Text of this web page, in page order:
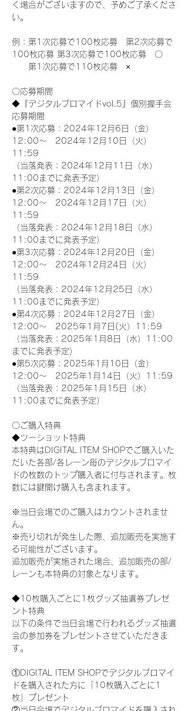
く場合がございますので、予めご了承くださ
い。
例：第1次応募で100枚応募　第2次応募で
100枚応募 第3次応募で100枚応募　〇
第1次応募で110枚応募　×
〇応募期間
◆『デジタルブロマイドvol.5』個別握手会
応募期間
●第1次応募：2024年12月6日（金）
12:00～　2024年12月10日（火）
11:59
（当落発表：2024年12月11日（水）
11:00までに発表予定）
●第2次応募：2024年12月13日（金）
12:00～　2024年12月17日（火）
11:59
（当落発表：2024年12月18日（水）
11:00までに発表予定）
●第3次応募：2024年12月20日（金）
12:00～　2024年12月24日（火）
11:59
（当落発表：2024年12月25日（水）
11:00までに発表予定）
●第4次応募：2024年12月27日（金）
12:00～　2025年1月7日(火）11:59
（当落発表：2025年1月8日（水）11:00
までに発表予定）
●第5次応募：2025年1月10日（金）
12:00～　2025年1月14日（火）11:59
（当落発表：2025年1月15日（水）
11:00までに発表予定）
〇ご購入特典
◆ツーショット特典
本特典はDIGITAL ITEM SHOPでご購入いた
だいた各部/各レーン毎のデジタルブロマイ
ドの枚数のトップ購入者に付与されます。枚
数には鍵開け購入も含まれます。
※当日会場でのご購入はカウントされませ
ん。
※売り切れが発生した際、追加販売を実施す
る可能性がございます。
追加販売が実施された場合、追加販売の部/
レーンも本特典の対象となります。
◆10枚購入ごとに1枚グッズ抽選券プレゼ
ント特典
以下の条件で当日会場で行われるグッズ抽選
会の参加券をプレゼントさせていただきま
す。
①DIGITAL ITEM SHOPでデジタルブロマイ
ドを購入された方に「10枚購入ごとに1
枚」プレゼント